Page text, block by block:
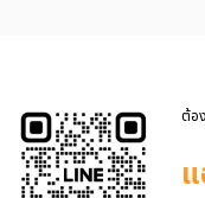
ทางออกให้หลายๆ คนอย่า
แล้ว เช่น บ้าน คอนโด ที่ดิน
ต้อ